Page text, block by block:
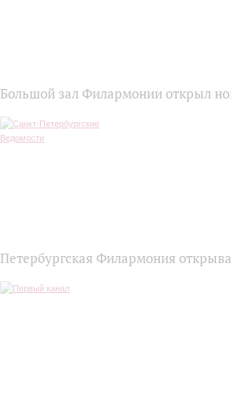
Большой зал Филармонии открыл
Петербургская Филармония